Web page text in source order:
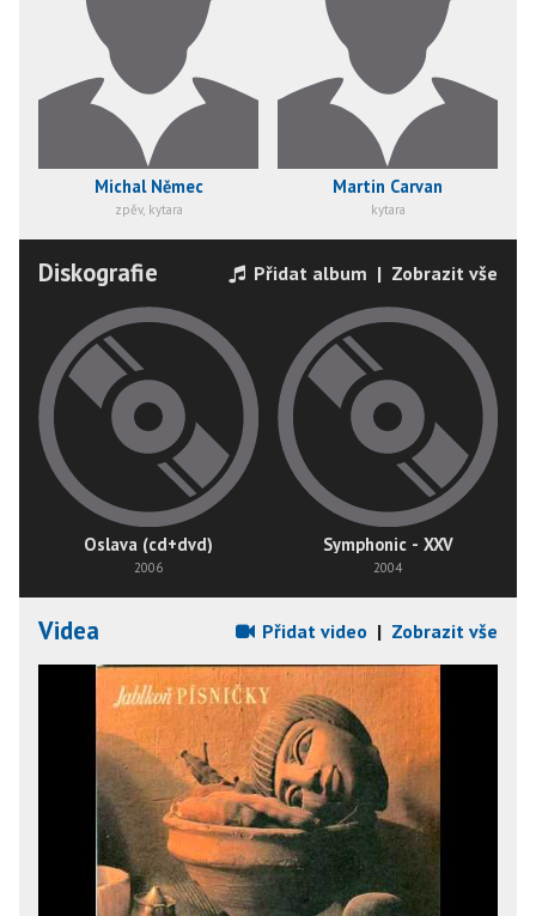
Michal Němec
zpěv, kytara
Martin Carvan
kytara
Diskografie Přidat album | Zobrazit vše
Oslava (cd+dvd)
2006
Symphonic - XXV
2004
Videa Přidat video | Zobrazit vše